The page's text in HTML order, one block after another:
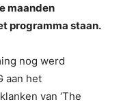
maanden
programma staan.
nog werd
aan het
van ‘The